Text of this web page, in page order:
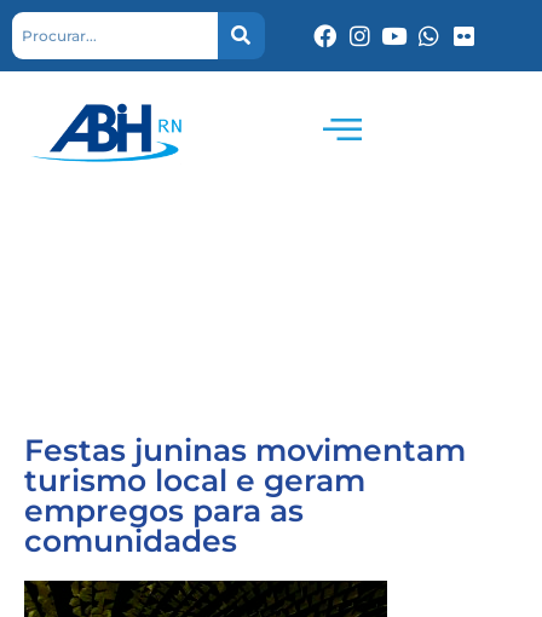
Festas juninas movimentam
turismo local e geram
empregos para as
comunidades